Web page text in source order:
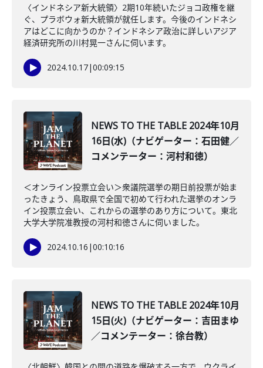
〈インドネシア新大統領〉2期10年続いたジョコ政権を継
ぐ、プラボウォ新大統領が就任します。今後のインドネシ
アはどこに向かうのか？インドネシア政治に詳しいアジア
経済研究所の川村晃一さんに伺います。
2024.10.17|00:09:15
NEWS TO THE TABLE 2024年10月
16日(水)（ナビゲーター：石田健／
コメンテーター：河村和徳）
＜オンライン投票立会い＞衆議院選挙の期日前投票が始ま
ったきょう、鳥取県で全国で初めて行われた選挙のオンラ
イン投票立会い、これからの選挙のあり方について。東北
大学大学院准教授の河村和徳さんに伺いました。
2024.10.16 |00:10:16
NEWS TO THE TABLE 2024年10月
15日(火)（ナビゲーター：吉田まゆ
／コメンテーター：徐台教）